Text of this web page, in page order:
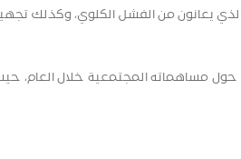
يعانون من الفشل الكلوي، وكذلك
مساهماته المجتمعية خلال العام، حيث